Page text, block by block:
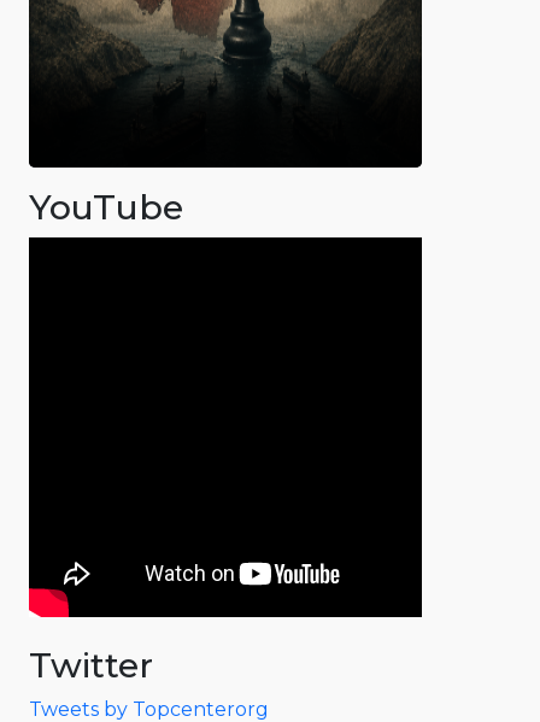
YouTube
Twitter
Tweets by Topcenterorg